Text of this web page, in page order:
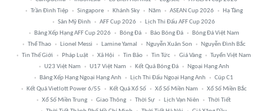
Trần Đình Tiệp
Singapore Khánh Sky Năm ASEAN Cup 2026
Hạ Tầng
Sân Mỹ Đình
AFF Cup 2026
Lịch Thi Đấu AFF Cup 2026
Bảng Xếp Hạng AFF Cup 2026
Bóng Đá Báo Bóng Đá
Bóng Đá Việt Nam
Thể Thao
Lionel Messi Lamine Yamal Nguyễn Xuân Son
Nguyễn Đình Bắc
Tin Thế Giới
Pháp Luật Xã Hội Tin Bão Tin Tức Giá Vàng
Tuyển Việt Nam
U23 Việt Nam
U17 Việt Nam Kết Quả Bóng Đá
Ngoại Hạng Anh
Bảng Xếp Hạng Ngoại Hạng Anh
Lịch Thi Đấu Ngoại Hạng Anh
Cúp C1
Kết Quả Vietlott Power 6/55
Kết Quả Xổ Số Xổ Số Miền Nam
Xổ Số Miền Bắc
Xổ Số Miền Trung
Giao Thông Thời Sự Lịch Vạn Niên
Thời Tiết